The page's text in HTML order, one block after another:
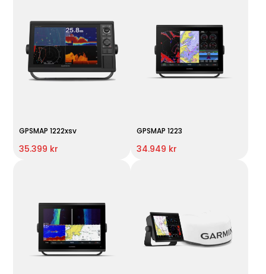
GPSMAP 1222xsv
35.399 kr
GPSMAP 1223
34.949 kr